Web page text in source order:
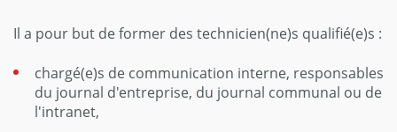
Il a pour but de former des technicien(ne)s qualifié(e)s :
chargé(e)s de communication interne, responsables
du journal d'entreprise, du journal communal ou de
l'intranet,